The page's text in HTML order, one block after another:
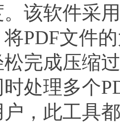
该软件采
PDF文件
完成压缩
处理多个
，此工具